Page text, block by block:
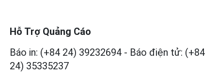
Hỗ Trợ Quảng Cáo
Báo in: (+84 24) 39232694 - Báo điện tử: (+84
24) 35335237